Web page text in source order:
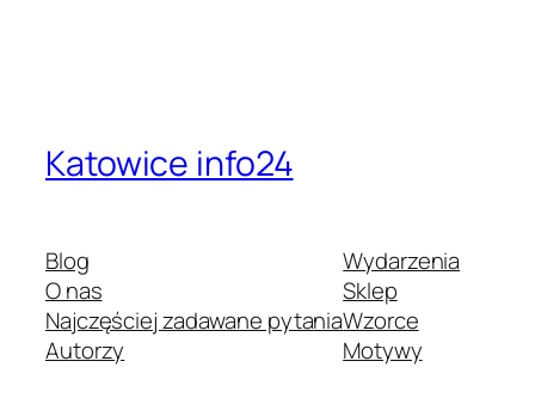
Katowice info24
Blog
O nas
Najczęściej zadawane pytania
Autorzy
Wydarzenia
Sklep
Wzorce
Motywy